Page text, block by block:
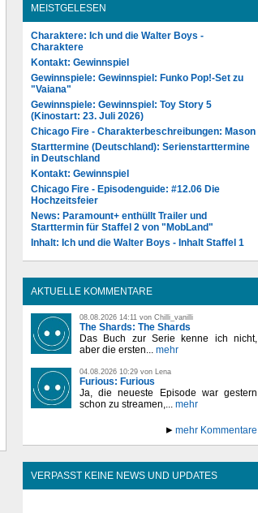
MEISTGELESEN
Charaktere: Ich und die Walter Boys -
Charaktere
Kontakt: Gewinnspiel
Gewinnspiele: Gewinnspiel: Funko Pop!-Set zu
"Vaiana"
Gewinnspiele: Gewinnspiel: Toy Story 5
(Kinostart: 23. Juli 2026)
Chicago Fire - Charakterbeschreibungen: Mason
Starttermine (Deutschland): Serienstarttermine
in Deutschland
Kontakt: Gewinnspiel
Chicago Fire - Episodenguide: #12.06 Die
Hochzeitsfeier
News: Paramount+ enthüllt Trailer und
Starttermin für Staffel 2 von "MobLand"
Inhalt: Ich und die Walter Boys - Inhalt Staffel 1
AKTUELLE KOMMENTARE
08.08.2026 14:11 von Chilli_vanilli
The Shards: The Shards
Das Buch zur Serie kenne ich nicht,
aber die ersten... mehr
04.08.2026 10:29 von Lena
Furious: Furious
Ja, die neueste Episode war gestern
schon zu streamen,... mehr
mehr Kommentare
VERPASST KEINE NEWS UND UPDATES